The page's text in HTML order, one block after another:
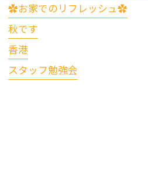
✿お家でのリフレッシュ✿
秋です
香港
スタッフ勉強会